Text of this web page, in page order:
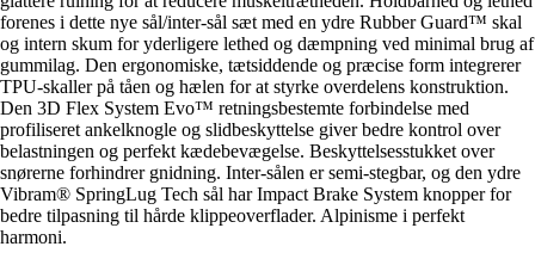
forenes i dette nye sål/inter-sål sæt med en ydre Rubber Guard™ skal
og intern skum for yderligere lethed og dæmpning ved minimal brug af
gummilag. Den ergonomiske, tætsiddende og præcise form integrerer
TPU-skaller på tåen og hælen for at styrke overdelens konstruktion.
Den 3D Flex System Evo™ retningsbestemte forbindelse med
profiliseret ankelknogle og slidbeskyttelse giver bedre kontrol over
belastningen og perfekt kædebevægelse. Beskyttelsesstukket over
snørerne forhindrer gnidning. Inter-sålen er semi-stegbar, og den ydre
Vibram® SpringLug Tech sål har Impact Brake System knopper for
bedre tilpasning til hårde klippeoverflader. Alpinisme i perfekt
harmoni.